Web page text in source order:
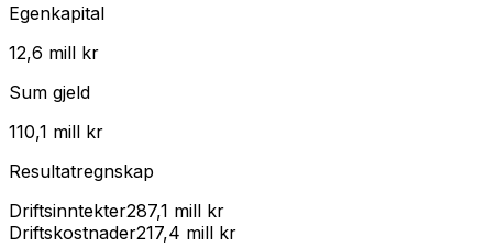
Egenkapital
12,6 mill kr
Sum gjeld
110,1 mill kr
Resultatregnskap
Driftsinntekter287,1 mill kr
Driftskostnader217,4 mill kr